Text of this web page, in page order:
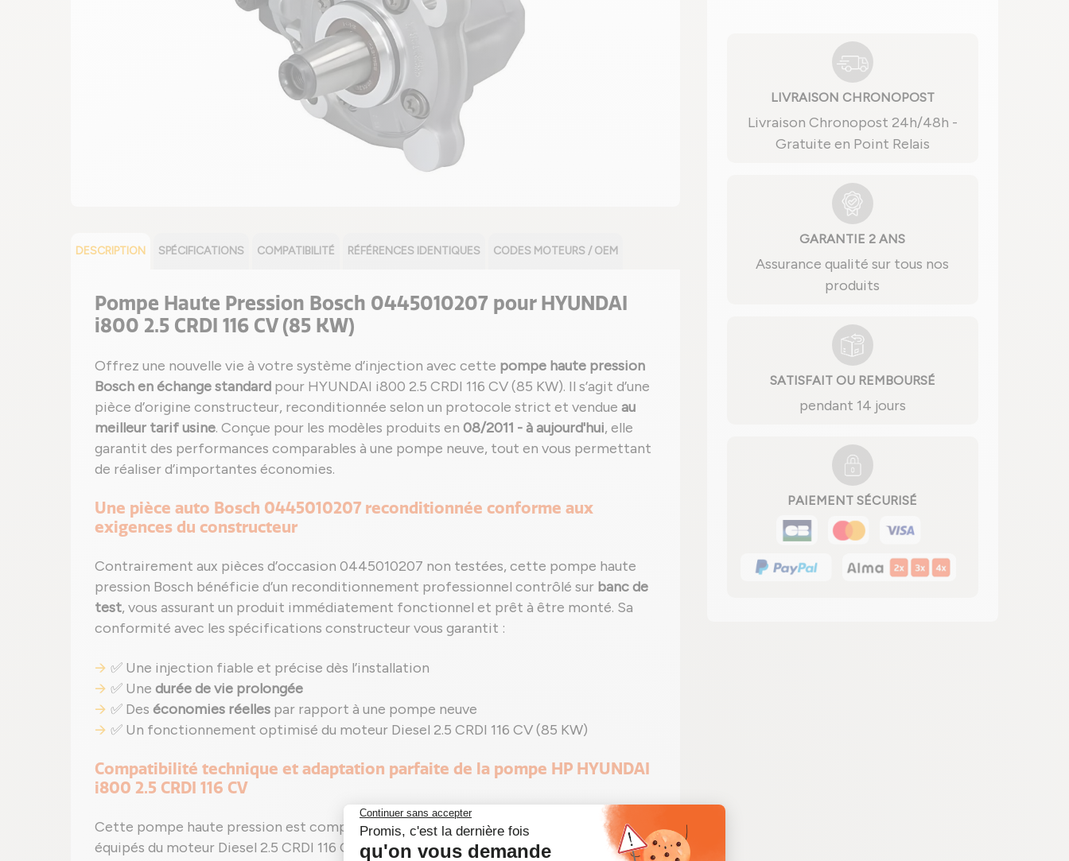
DESCRIPTION SPÉCIFICATIONS COMPATIBILITÉ RÉFÉRENCES IDENTIQUES CODES MOTEURS / OEM
Pompe Haute Pression Bosch 0445010207 pour HYUNDAI
i800 2.5 CRDI 116 CV (85 KW)
Offrez une nouvelle vie à votre système d’injection avec cette pompe haute pression
Bosch en échange standard pour HYUNDAI i800 2.5 CRDI 116 CV (85 KW). Il s’agit d’une
pièce d’origine constructeur, reconditionnée selon un protocole strict et vendue au
meilleur tarif usine. Conçue pour les modèles produits en 08/2011 - à aujourd'hui, elle
garantit des performances comparables à une pompe neuve, tout en vous permettant
de réaliser d’importantes économies.
Une pièce auto Bosch 0445010207 reconditionnée conforme aux
exigences du constructeur
Contrairement aux pièces d’occasion 0445010207 non testées, cette pompe haute
pression Bosch bénéficie d’un reconditionnement professionnel contrôlé sur banc de
test, vous assurant un produit immédiatement fonctionnel et prêt à être monté. Sa
conformité avec les spécifications constructeur vous garantit :
✅ Une injection fiable et précise dès l’installation
✅ Une durée de vie prolongée
✅ Des économies réelles par rapport à une pompe neuve
✅ Un fonctionnement optimisé du moteur Diesel 2.5 CRDI 116 CV (85 KW)
Compatibilité technique et adaptation parfaite de la pompe HP HYUNDAI
i800 2.5 CRDI 116 CV
Cette pompe haute pression est compatible avec tous les véhicules HYUNDAI i800
équipés du moteur Diesel 2.5 CRDI 116 CV (85 KW) de2497 cm3. Elle est prévue pour les
LIVRAISON CHRONOPOST
Livraison Chronopost 24h/48h -
Gratuite en Point Relais
GARANTIE 2 ANS
Assurance qualité sur tous nos
produits
SATISFAIT OU REMBOURSÉ
pendant 14 jours
PAIEMENT SÉCURISÉ